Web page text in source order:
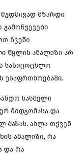
მზარდი
ჩვენი
წყლის ანალიზი არ
სასიცოცხლო
უსაფრთხოებაში.
სასმელი
მიდგომასა და
ახლა თქვენ
ანალიზი, რა
და რა